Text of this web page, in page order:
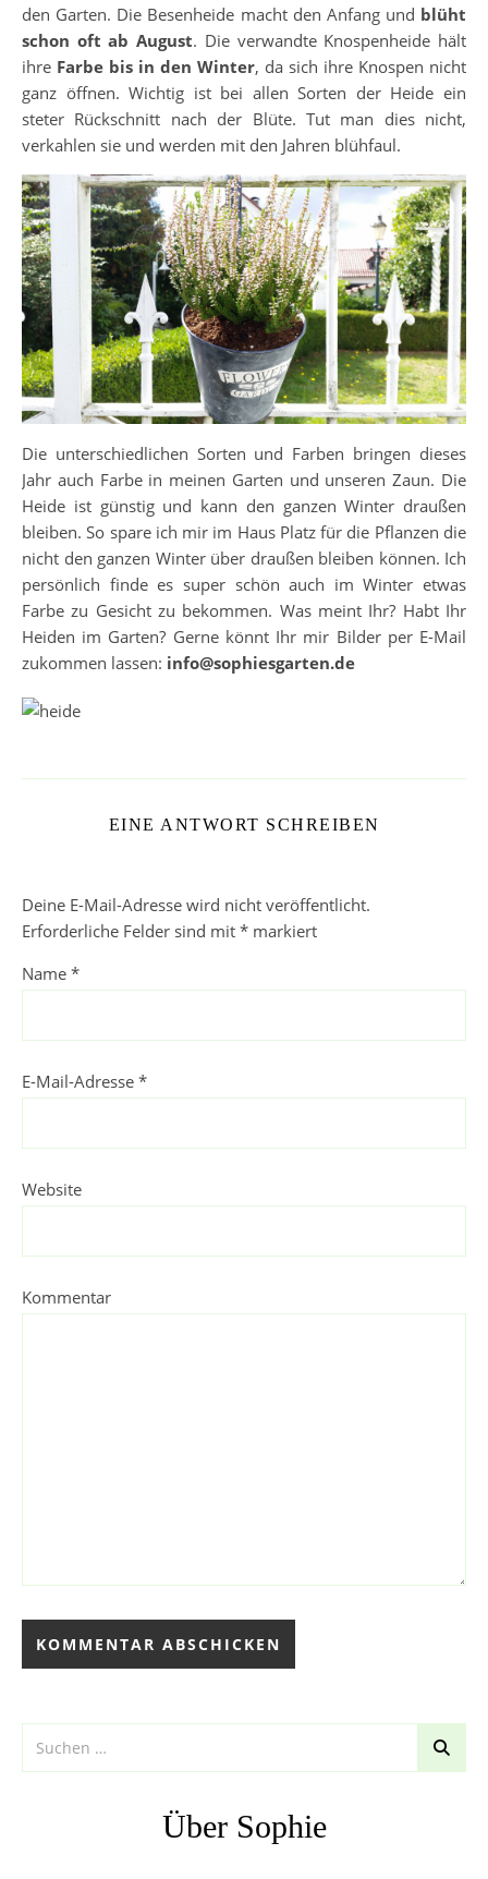
den Garten. Die Besenheide macht den Anfang und blüht
schon oft ab August. Die verwandte Knospenheide hält
ihre Farbe bis in den Winter, da sich ihre Knospen nicht
ganz öffnen. Wichtig ist bei allen Sorten der Heide ein
steter Rückschnitt nach der Blüte. Tut man dies nicht,
verkahlen sie und werden mit den Jahren blühfaul.
Die unterschiedlichen Sorten und Farben bringen dieses
Jahr auch Farbe in meinen Garten und unseren Zaun. Die
Heide ist günstig und kann den ganzen Winter draußen
bleiben. So spare ich mir im Haus Platz für die Pflanzen die
nicht den ganzen Winter über draußen bleiben können. Ich
persönlich finde es super schön auch im Winter etwas
Farbe zu Gesicht zu bekommen. Was meint Ihr? Habt Ihr
Heiden im Garten? Gerne könnt Ihr mir Bilder per E-Mail
zukommen lassen: info@sophiesgarten.de
EINE ANTWORT SCHREIBEN
Deine E-Mail-Adresse wird nicht veröffentlicht.
Erforderliche Felder sind mit * markiert
Name *
E-Mail-Adresse *
Website
Kommentar
Über Sophie